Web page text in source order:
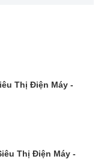
Thị Điện Máy -
Thị Điện Máy -